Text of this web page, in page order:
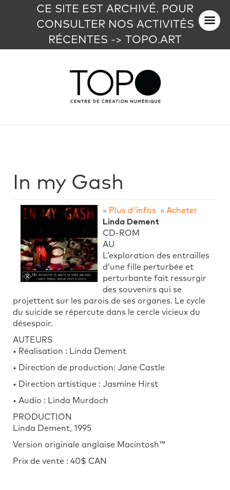
CE SITE EST ARCHIVÉ. POUR
CONSULTER NOS ACTIVITÉS
RÉCENTES -> TOPO.ART
In my Gash
» Plus d'infos » Acheter
Linda Dement
CD-ROM
AU
L’exploration des entrailles
d’une fille perturbée et
perturbante fait ressurgir
des souvenirs qui se
projettent sur les parois de ses organes. Le cycle
du suicide se répercute dans le cercle vicieux du
désespoir.
AUTEURS
• Réalisation : Linda Dement
• Direction de production: Jane Castle
• Direction artistique : Jasmine Hirst
• Audio : Linda Murdoch
PRODUCTION
Linda Dement, 1995
Version originale anglaise Macintosh™
Prix de vente : 40$ CAN